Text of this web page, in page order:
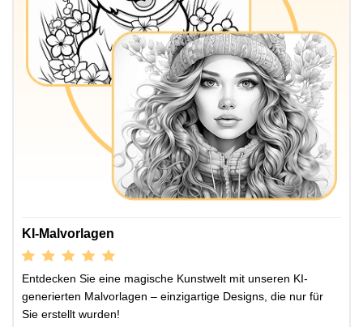
KI-Malvorlagen
Entdecken Sie eine magische Kunstwelt mit unseren KI-
generierten Malvorlagen – einzigartige Designs, die nur für
Sie erstellt wurden!